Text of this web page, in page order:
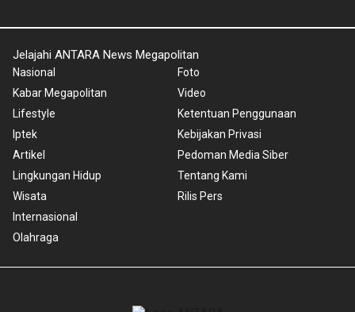
Jelajahi ANTARA News Megapolitan
Nasional
Kabar Megapolitan
Lifestyle
Iptek
Artikel
Lingkungan Hidup
Wisata
Internasional
Olahraga
Foto
Video
Ketentuan Penggunaan
Kebijakan Privasi
Pedoman Media Siber
Tentang Kami
Rilis Pers